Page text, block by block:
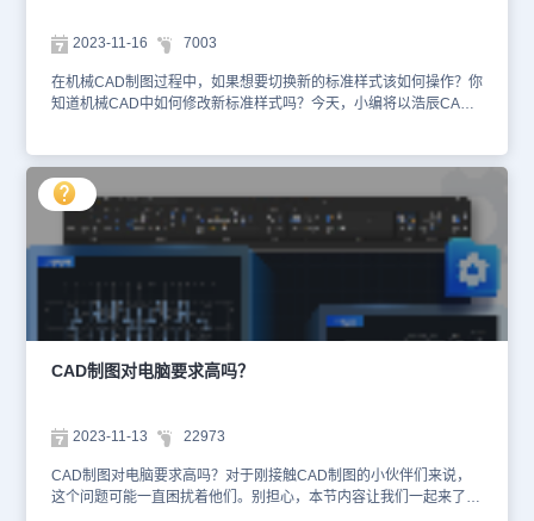
2023-11-16 7003
在机械CAD制图过程中，如果想要切换新的标准样式该如何操作？你
知道机械CAD中如何修改新标准样式吗？今天，小编将以浩辰CAD
1、打开浩辰CAD机械软件后，在菜单栏中点胶机【浩辰机械】—
【系统维护工具】—【样式管理器】。如下图所示： 2、执行命令
后，会弹出的【样式管理器】对话框，在【机械标准样式】列表中点
开【标准】，右击【GB】，在弹出的邮件菜单中点击【克隆】。
3、此时会弹出【克隆标准】对话框，在其中输入新的标准名称，点
【图层设置】，在图层列表中移除1-3图层。 5、设置完成后哦，关
闭【样式管理器】。再次点击【浩辰机械】菜单栏中的【系统维护工
具】，点击【标准切换】。 6、在弹出的【选择标准】对话框中，选
择刚刚新建的标准后，点击【确定】即可。 本节机械CAD制图教
程，小编给大家分享了浩辰CAD机械软件中修改新标准样式的详细操
文章中给大家分享，一定记得要关注浩辰CAD官网教程专区哦。
CAD制图对电脑要求高吗？
2023-11-13 22973
CAD制图对电脑要求高吗？对于刚接触CAD制图的小伙伴们来说，
这个问题可能一直困扰着他们。别担心，本节内容让我们一起来了解